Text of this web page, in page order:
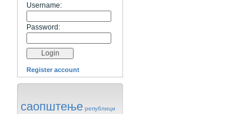
Username:
Password:
Register account
саопштење републици